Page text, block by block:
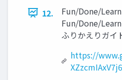
12.
Fun/Done/
Fun/Done/
ふりかえりガイ
https://